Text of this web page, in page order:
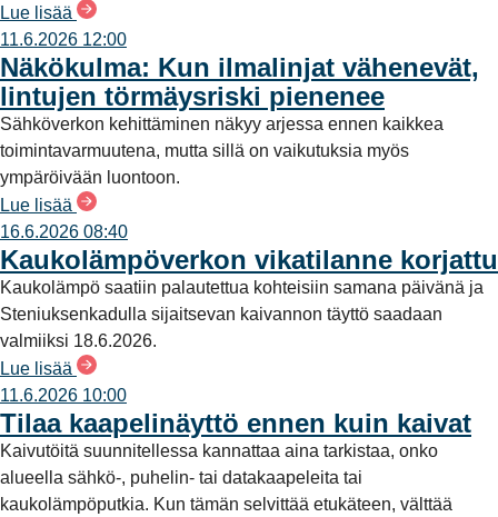
Lue lisää
11.6.2026 12:00
Näkökulma: Kun ilmalinjat vähenevät,
lintujen törmäysriski pienenee
Sähköverkon kehittäminen näkyy arjessa ennen kaikkea
toimintavarmuutena, mutta sillä on vaikutuksia myös
ympäröivään luontoon.
Lue lisää
16.6.2026 08:40
Kaukolämpöverkon vikatilanne korjattu
Kaukolämpö saatiin palautettua kohteisiin samana päivänä ja
Steniuksenkadulla sijaitsevan kaivannon täyttö saadaan
valmiiksi 18.6.2026.
Lue lisää
11.6.2026 10:00
Tilaa kaapelinäyttö ennen kuin kaivat
Kaivutöitä suunnitellessa kannattaa aina tarkistaa, onko
alueella sähkö-, puhelin- tai datakaapeleita tai
kaukolämpöputkia. Kun tämän selvittää etukäteen, välttää